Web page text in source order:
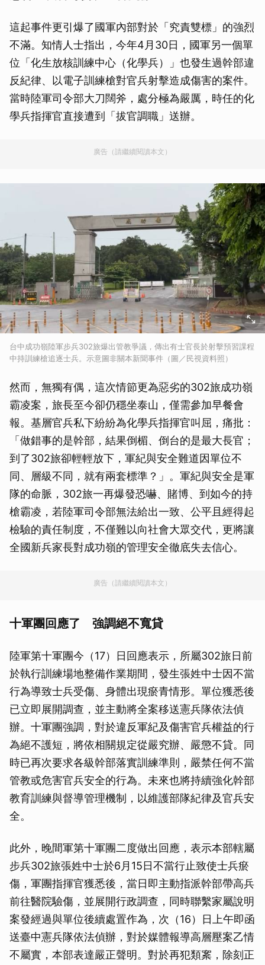
這起事件更引爆了國軍內部對於「究責雙標」的強烈
不滿。知情人士指出，今年4月30日，國軍另一個單
位「化生放核訓練中心（化學兵）」也發生過幹部違
反紀律、以電子訓練槍對官兵射擊造成傷害的案件。
當時陸軍司令部大刀闊斧，處分極為嚴厲，時任的化
學兵指揮官直接遭到「拔官調職」送辦。
廣告（請繼續閱讀本文）
台中成功嶺陸軍步兵302旅爆出管教爭議，傳出有士官長於射擊預習課程
中持訓練槍追逐士兵。示意圖非關本新聞事件（圖／民視資料照）
然而，無獨有偶，這次情節更為惡劣的302旅成功嶺
霸凌案，旅長至今卻仍穩坐泰山，僅需參加早餐會
報。基層官兵私下紛紛為化學兵指揮官叫屈，痛批：
「做錯事的是幹部，結果倒楣、倒台的是最大長官；
到了302旅卻輕輕放下，軍紀與安全難道因單位不
同、層級不同，就有兩套標準？」。軍紀與安全是軍
隊的命脈，302旅一再爆發恐嚇、賭博、到如今的持
槍霸凌，若陸軍司令部無法給出一致、公平且經得起
檢驗的責任制度，不僅難以向社會大眾交代，更將讓
全國新兵家長對成功嶺的管理安全徹底失去信心。
廣告（請繼續閱讀本文）
十軍團回應了 強調絕不寬貸
陸軍第十軍團今（17）日回應表示，所屬302旅日前
於執行訓練場地整備作業期間，發生張姓中士因不當
行為導致士兵受傷、身體出現瘀青情形。單位獲悉後
已立即展開調查，並主動將全案移送憲兵隊依法偵
辦。十軍團強調，對於違反軍紀及傷害官兵權益的行
為絕不護短，將依相關規定從嚴究辦、嚴懲不貸。同
時已再次要求各級幹部落實訓練準則，嚴禁任何不當
管教或危害官兵安全的行為。未來也將持續強化幹部
教育訓練與督導管理機制，以維護部隊紀律及官兵安
全。
此外，晚間軍第十軍團二度做出回應，表示本部轄屬
步兵302旅張姓中士於6月15日不當行止致使士兵瘀
傷，軍團指揮官獲悉後，當日即主動指派幹部帶高兵
前往醫院驗傷，並展開行政調查，同時聯繫家屬說明
案發經過與單位後續處置作為，次（16）日上午即函
送臺中憲兵隊依法偵辦，對於媒體報導高層壓案乙情
不屬實，本部表達嚴正聲明。對於再犯類䅁，除刻正